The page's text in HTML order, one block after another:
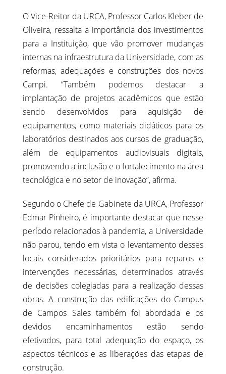
O Vice-Reitor da URCA, Professor Carlos Kleber de
Oliveira, ressalta a importância dos investimentos
para a Instituição, que vão promover mudanças
internas na infraestrutura da Universidade, com as
reformas, adequações e construções dos novos
Campi. “Também podemos destacar a
implantação de projetos acadêmicos que estão
sendo desenvolvidos para aquisição de
equipamentos, como materiais didáticos para os
laboratórios destinados aos cursos de graduação,
além de equipamentos audiovisuais digitais,
promovendo a inclusão e o fortalecimento na área
tecnológica e no setor de inovação”, afirma.
Segundo o Chefe de Gabinete da URCA, Professor
Edmar Pinheiro, é importante destacar que nesse
período relacionados à pandemia, a Universidade
não parou, tendo em vista o levantamento desses
locais considerados prioritários para reparos e
intervenções necessárias, determinados através
de decisões colegiadas para a realização dessas
obras. A construção das edificações do Campus
de Campos Sales também foi abordada e os
devidos encaminhamentos estão sendo
efetivados, para total adequação do espaço, os
aspectos técnicos e as liberações das etapas de
construção.